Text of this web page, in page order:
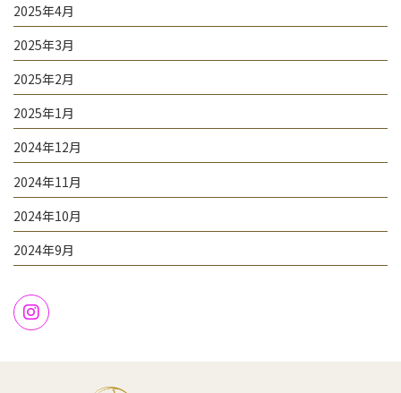
2025年4月
2025年3月
2025年2月
2025年1月
2024年12月
2024年11月
2024年10月
2024年9月